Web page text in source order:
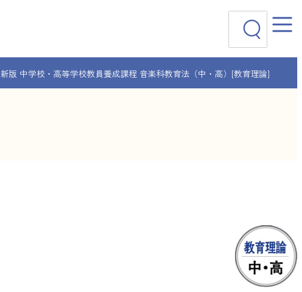
新版 中学校・高等学校教員養成課程 音楽科教育法（中・高）[教育理論]